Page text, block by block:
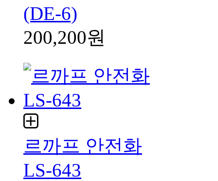
(DE-6)
200,200원
르까프 안전화
LS-643